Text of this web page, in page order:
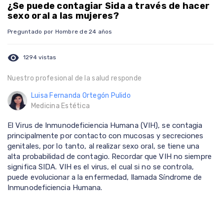
¿Se puede contagiar Sida a través de hacer
sexo oral a las mujeres?
Preguntado por Hombre de 24 años
visibility 1294 vistas
Nuestro profesional de la salud responde
Luisa Fernanda Ortegón Pulido
Medicina Estética
El Virus de Inmunodeficiencia Humana (VIH), se contagia
principalmente por contacto con mucosas y secreciones
genitales, por lo tanto, al realizar sexo oral, se tiene una
alta probabilidad de contagio. Recordar que VIH no siempre
significa SIDA. VIH es el virus, el cual si no se controla,
puede evolucionar a la enfermedad, llamada Síndrome de
Inmunodeficiencia Humana.